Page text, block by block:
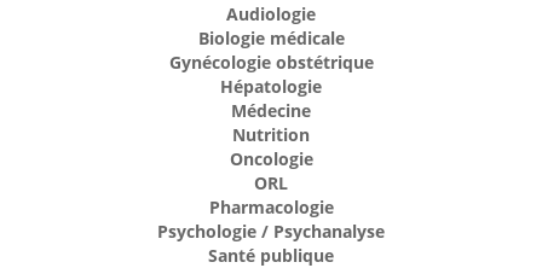
Audiologie
Biologie médicale
Gynécologie obstétrique
Hépatologie
Médecine
Nutrition
Oncologie
ORL
Pharmacologie
Psychologie / Psychanalyse
Santé publique